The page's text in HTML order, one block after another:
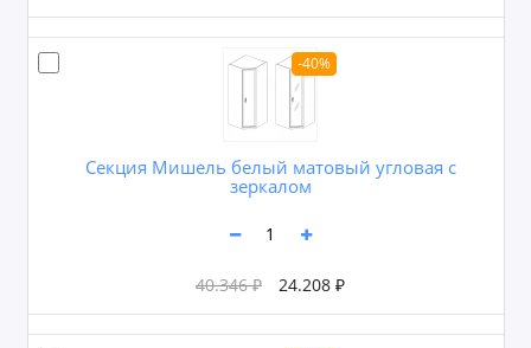
-40%
Секция Мишель белый матовый угловая с
зеркалом
40.346 ₽ 24.208 ₽